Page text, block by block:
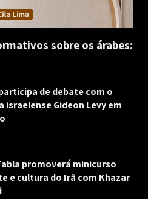
sobre os árabes:
de debate com o
israelense Gideon Levy em
promoverá minicurso
e cultura do Irã com Khazar